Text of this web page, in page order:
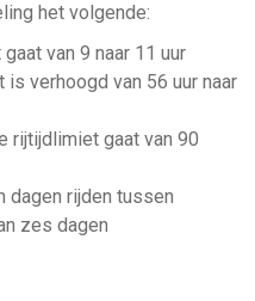
het volgende:
van 9 naar 11 uur
verhoogd van 56 uur naar
rijtijdlimiet gaat van 90
dagen rijden tussen
zes dagen